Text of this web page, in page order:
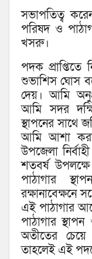
সভাপতিত্ব
পরিষদ ও
খসরু।
পদক
শুভাশিস ঘোস
দেয়। আমি
আমি সদর
স্থাপনের সাথে
আমি আশা
উপজেলা
শতবর্ষ
পাঠাগার
রক্ষানাবেক্ষনে
এই পাঠাগার
পাঠাগার স্থাপন
অতীতের
তাহলেই এই